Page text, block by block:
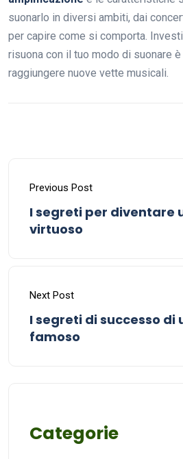
suonarlo in diversi ambiti, dai
per capire come si comporta.
risuona con il tuo modo di suonare
raggiungere nuove vette musicali.
Previous Post
I segreti per diventare
virtuoso
Next Post
I segreti di successo di
famoso
Categorie